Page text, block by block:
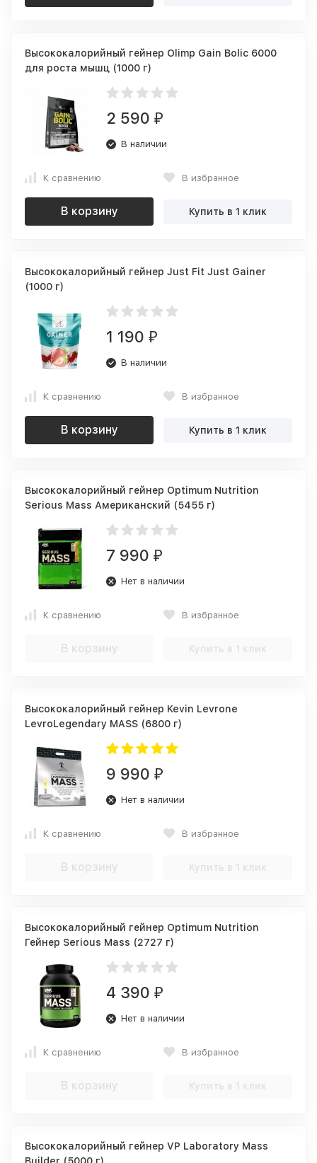
Высококалорийный гейнер Olimp Gain Bolic 6000
для роста мышц (1000 г)
2 590 ₽
В наличии
К сравнению В избранное
В корзину Купить в 1 клик
Высококалорийный гейнер Just Fit Just Gainer
(1000 г)
1 190 ₽
В наличии
К сравнению В избранное
В корзину Купить в 1 клик
Высококалорийный гейнер Optimum Nutrition
Serious Mass Американский (5455 г)
7 990 ₽
Нет в наличии
К сравнению В избранное
В корзину Купить в 1 клик
Высококалорийный гейнер Kevin Levrone
LevroLegendary MASS (6800 г)
9 990 ₽
Нет в наличии
К сравнению В избранное
В корзину Купить в 1 клик
Высококалорийный гейнер Optimum Nutrition
Гейнер Serious Mass (2727 г)
4 390 ₽
Нет в наличии
К сравнению В избранное
В корзину Купить в 1 клик
Высококалорийный гейнер VP Laboratory Mass